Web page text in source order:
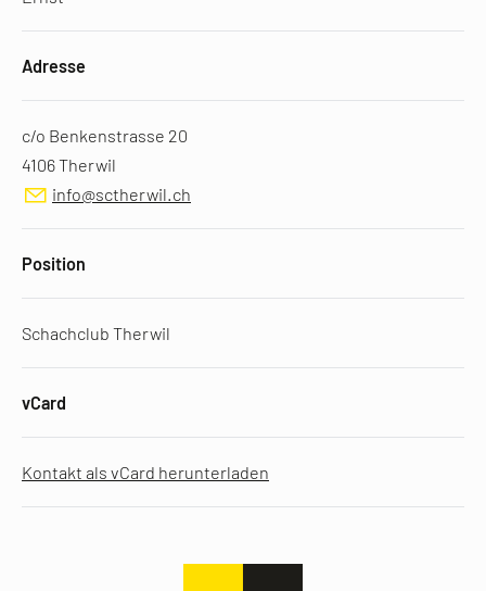
Adresse
c/o Benkenstrasse 20
4106 Therwil
info@sctherwil.ch
Position
Schachclub Therwil
vCard
Kontakt als vCard herunterladen